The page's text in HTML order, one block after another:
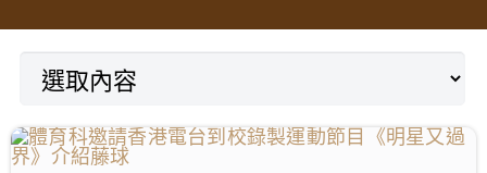
明才人成長階梯
教師專業社群
學生成就與學校活動